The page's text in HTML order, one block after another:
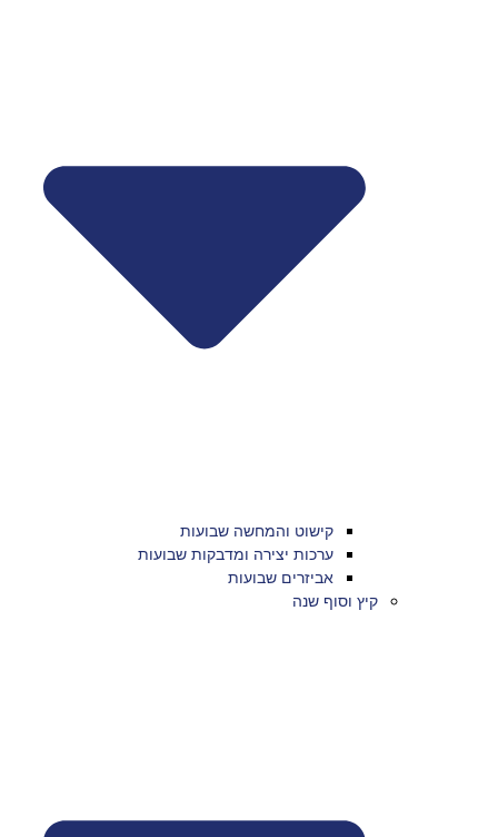
קישוט והמחשה שבועות
ערכות יצירה ומדבקות שבועות
אביזרים שבועות
קיץ וסוף שנה